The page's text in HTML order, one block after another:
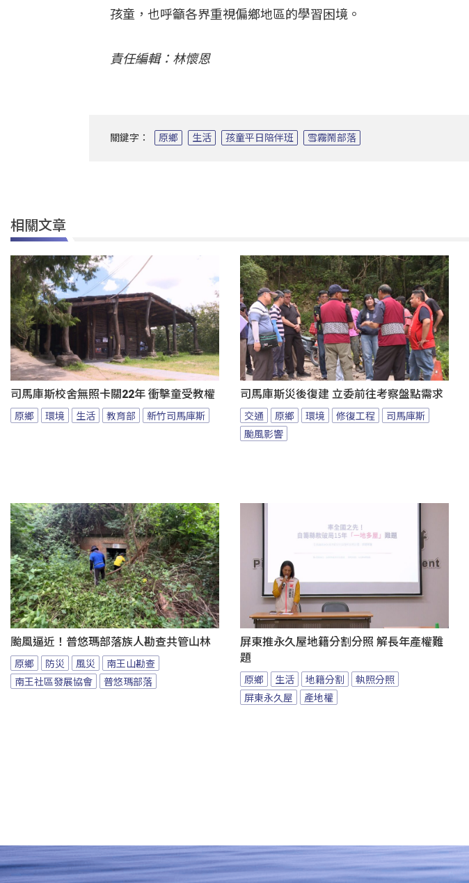
孩童，也呼籲各界重視偏鄉地區的學習困境。
責任編輯：林懷恩
關鍵字： 原鄉 生活 孩童平日陪伴班 雪霧鬧部落
相關文章
司馬庫斯校舍無照卡關22年 衝擊童受教權
原鄉 環境 生活 教育部 新竹司馬庫斯
司馬庫斯災後復建 立委前往考察盤點需求
交通 原鄉 環境 修復工程
司馬庫斯
颱風影響
颱風逼近！普悠瑪部落族人勘查共管山林
原鄉 防災 風災
南王山勘查
南王社區發展協會
普悠瑪部落
屏東推永久屋地籍分割分照 解長年產權難
題
原鄉 生活 地籍分割
執照分照
屏東永久屋
產地權